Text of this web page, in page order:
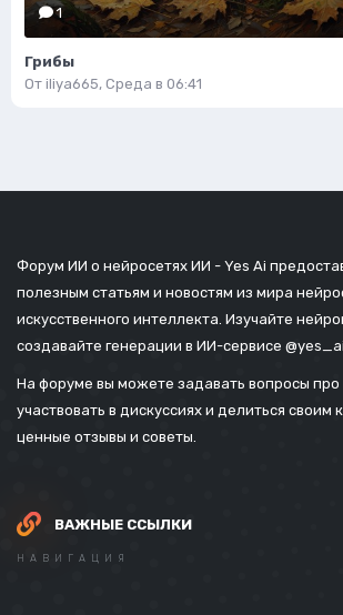
1
Грибы
От iliya665, Среда в 06:41
Форум ИИ о нейросетях ИИ - Yes Ai
полезным статьям и новостям из мира
искусственного интеллекта. Изучайте
создавайте генерации в ИИ-сервисе
На форуме вы можете задавать вопросы про
участвовать в дискуссиях и делиться своим
ценные отзывы и советы.
ВАЖНЫЕ ССЫЛКИ
НАВИГАЦИЯ